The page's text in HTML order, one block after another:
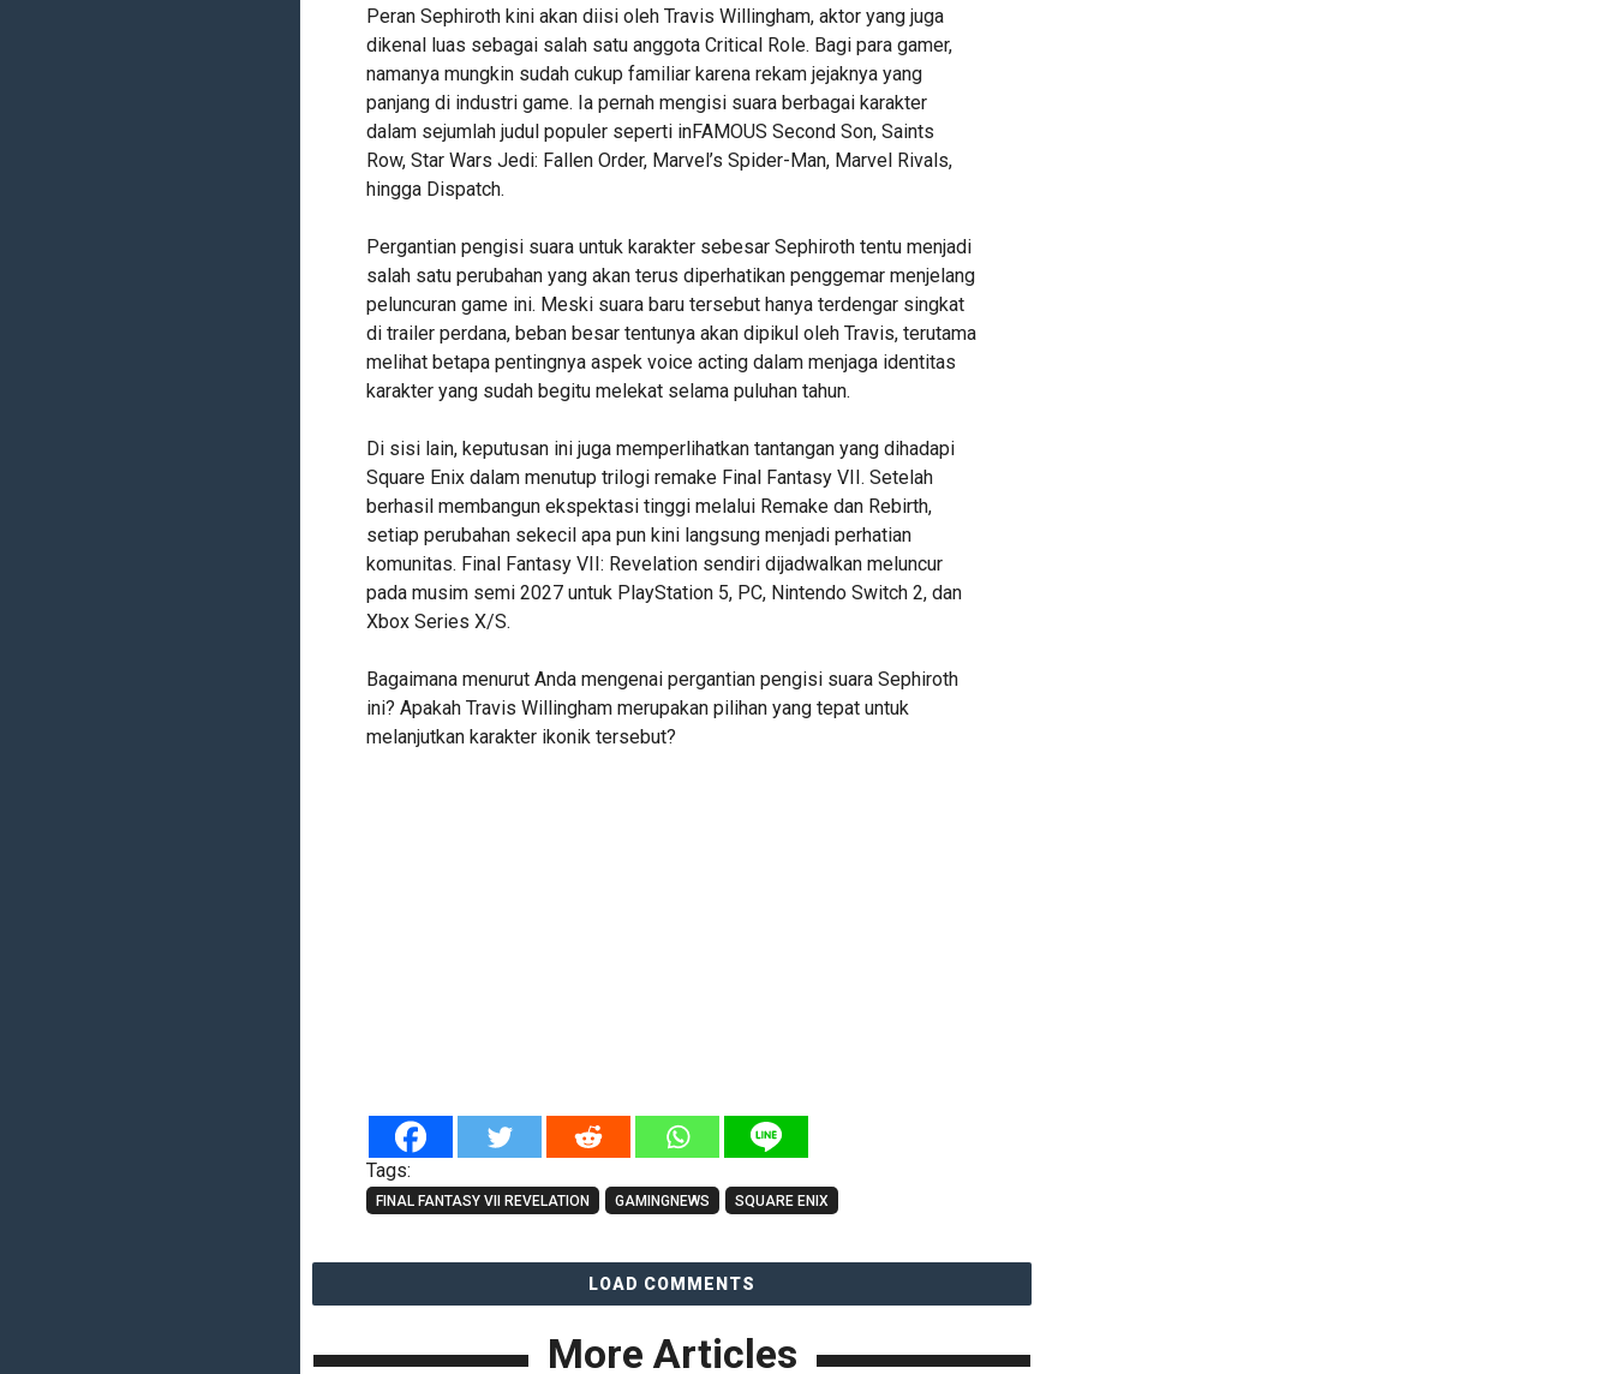
Peran Sephiroth kini akan diisi oleh Travis Willingham, aktor yang juga
dikenal luas sebagai salah satu anggota Critical Role. Bagi para gamer,
namanya mungkin sudah cukup familiar karena rekam jejaknya yang
panjang di industri game. Ia pernah mengisi suara berbagai karakter
dalam sejumlah judul populer seperti inFAMOUS Second Son, Saints
Row, Star Wars Jedi: Fallen Order, Marvel’s Spider-Man, Marvel Rivals,
hingga Dispatch.
Pergantian pengisi suara untuk karakter sebesar Sephiroth tentu menjadi
salah satu perubahan yang akan terus diperhatikan penggemar menjelang
peluncuran game ini. Meski suara baru tersebut hanya terdengar singkat
di trailer perdana, beban besar tentunya akan dipikul oleh Travis, terutama
melihat betapa pentingnya aspek voice acting dalam menjaga identitas
karakter yang sudah begitu melekat selama puluhan tahun.
Di sisi lain, keputusan ini juga memperlihatkan tantangan yang dihadapi
Square Enix dalam menutup trilogi remake Final Fantasy VII. Setelah
berhasil membangun ekspektasi tinggi melalui Remake dan Rebirth,
setiap perubahan sekecil apa pun kini langsung menjadi perhatian
komunitas. Final Fantasy VII: Revelation sendiri dijadwalkan meluncur
pada musim semi 2027 untuk PlayStation 5, PC, Nintendo Switch 2, dan
Xbox Series X/S.
Bagaimana menurut Anda mengenai pergantian pengisi suara Sephiroth
ini? Apakah Travis Willingham merupakan pilihan yang tepat untuk
melanjutkan karakter ikonik tersebut?
Tags:
FINAL FANTASY VII REVELATION GAMINGNEWS SQUARE ENIX
LOAD COMMENTS
More Articles